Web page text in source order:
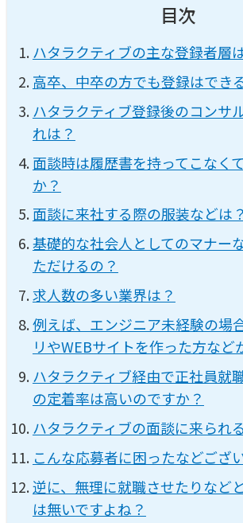
目次
ハタラクティブの主な登録者層
高卒、中卒の方でも登録はでき
ハタラクティブ登録後のコンサ
れは？
面談時は履歴書を持ってこなく
か？
面談に来社する際の服装などは？
基礎的な社会人としてのマナー
ただけるの？
求人数の多い業界は？
例えば、エンジニア未経験の場
リやWEBサイトを作った方など
ハタラクティブ経由で正社員就
の定着率は高いのですか？
ハタラクティブの面談に来られ
こんな応募者に困ったなどござ
逆に、無理に就職させたりなど
は無いですよね？